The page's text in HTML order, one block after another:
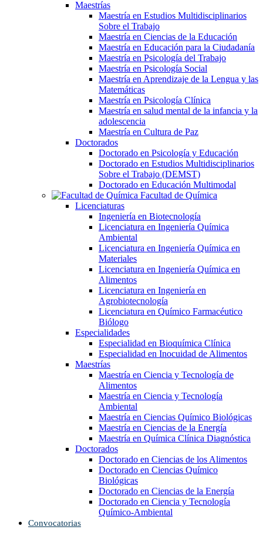
Maestrías
Maestría en Estudios Multidisciplinarios
Sobre el Trabajo
Maestría en Ciencias de la Educación
Maestría en Educación para la Ciudadanía
Maestría en Psicología del Trabajo
Maestría en Psicología Social
Maestría en Aprendizaje de la Lengua y las
Matemáticas
Maestría en Psicología Clínica
Maestría en salud mental de la infancia y la
adolescencia
Maestría en Cultura de Paz
Doctorados
Doctorado en Psicología y Educación
Doctorado en Estudios Multidisciplinarios
Sobre el Trabajo (DEMST)
Doctorado en Educación Multimodal
Facultad de Química
Licenciaturas
Ingeniería en Biotecnología
Licenciatura en Ingeniería Química
Ambiental
Licenciatura en Ingeniería Química en
Materiales
Licenciatura en Ingeniería Química en
Alimentos
Licenciatura en Ingeniería en
Agrobiotecnología
Licenciatura en Químico Farmacéutico
Biólogo
Especialidades
Especialidad en Bioquímica Clínica
Especialidad en Inocuidad de Alimentos
Maestrías
Maestría en Ciencia y Tecnología de
Alimentos
Maestría en Ciencia y Tecnología
Ambiental
Maestría en Ciencias Químico Biológicas
Maestría en Ciencias de la Energía
Maestría en Química Clínica Diagnóstica
Doctorados
Doctorado en Ciencias de los Alimentos
Doctorado en Ciencias Químico
Biológicas
Doctorado en Ciencias de la Energía
Doctorado en Ciencia y Tecnología
Químico-Ambiental
Convocatorias